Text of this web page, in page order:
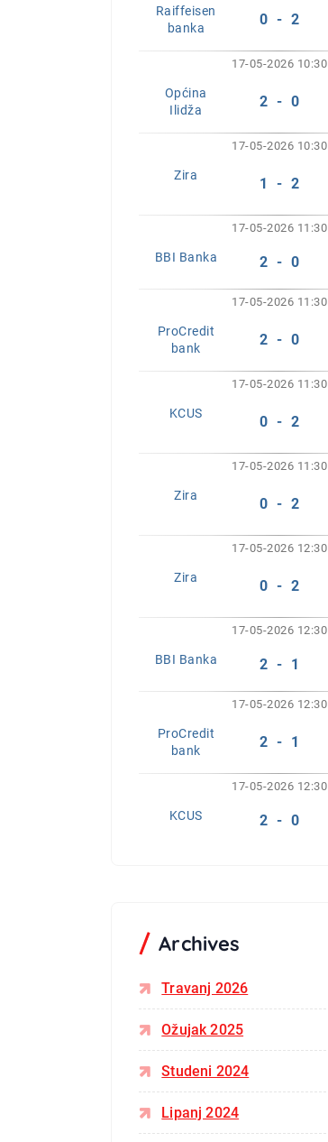
Raiffeisen
banka
0 - 2
17-05-2026 10:30
Općina
Ilidža
2 - 0
17-05-2026 10:30
Zira 1 - 2
17-05-2026 11:30
BBI Banka 2 - 0
17-05-2026 11:30
ProCredit
bank
2 - 0
17-05-2026 11:30
KCUS 0 - 2
17-05-2026 11:30
Zira 0 - 2
17-05-2026 12:30
Zira 0 - 2
17-05-2026 12:30
BBI Banka 2 - 1
17-05-2026 12:30
ProCredit
bank
2 - 1
17-05-2026 12:30
KCUS 2 - 0
Archives
Travanj 2026
Ožujak 2025
Studeni 2024
Lipanj 2024